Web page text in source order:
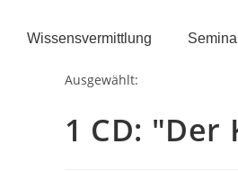
Wissensvermittlung
Ausgewählt:
1 CD: